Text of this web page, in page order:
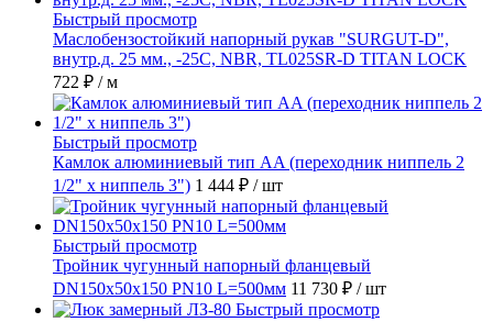
Быстрый просмотр
Маслобензостойкий напорный рукав "SURGUT-D",
внутр.д. 25 мм., -25C, NBR, TL025SR-D TITAN LOCK
722 ₽ / м
Быстрый просмотр
Камлок алюминиевый тип AA (переходник ниппель 2
1/2" х ниппель 3") 1 444 ₽ / шт
Быстрый просмотр
Тройник чугунный напорный фланцевый
DN150х50х150 PN10 L=500мм 11 730 ₽ / шт
Быстрый просмотр